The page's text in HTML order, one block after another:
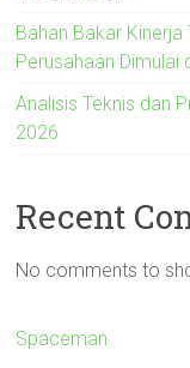
Bahan Bakar
Perusahaan Dimulai
Analisis Teknis dan
2026
Recent
No comments to
Spaceman